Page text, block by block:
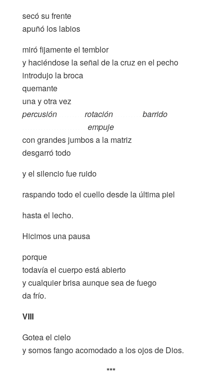
secó su frente
apuñó los labios
miró fijamente el temblor
y haciéndose la señal de la cruz en el pecho
introdujo la broca
quemante
una y otra vez
percusión
rotación
barrido
empuje
con grandes jumbos a la matriz
desgarró todo
y el silencio fue ruido
raspando todo el cuello desde la última piel
hasta el lecho.
Hicimos una pausa
porque
todavía el cuerpo está abierto
y cualquier brisa aunque sea de fuego
da frío.
VIII
Gotea el cielo
y somos fango acomodado a los ojos de Dios.
***